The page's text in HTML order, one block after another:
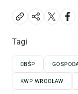
Tagi
CBŚP
KWP WROCŁAW